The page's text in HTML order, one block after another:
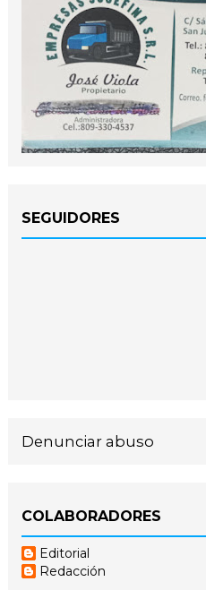
SEGUIDORES
Denunciar abuso
COLABORADORES
Editorial
Redacción